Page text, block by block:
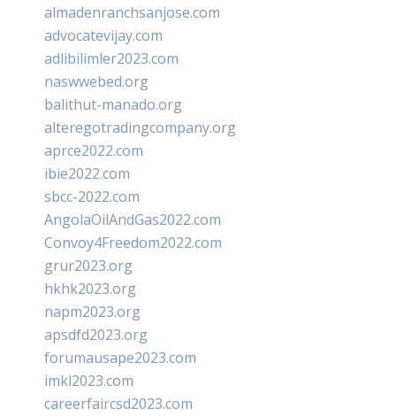
almadenranchsanjose.com
advocatevijay.com
adlibilimler2023.com
naswwebed.org
balithut-manado.org
alteregotradingcompany.org
aprce2022.com
ibie2022.com
sbcc-2022.com
AngolaOilAndGas2022.com
Convoy4Freedom2022.com
grur2023.org
hkhk2023.org
napm2023.org
apsdfd2023.org
forumausape2023.com
imkl2023.com
careerfaircsd2023.com